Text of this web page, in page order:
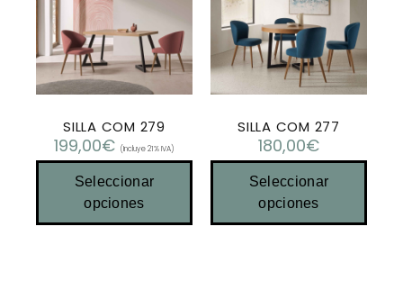
SILLA COM 279
199,00€ (Incluye 21% IVA)
Seleccionar
opciones
SILLA COM 277
180,00€
Seleccionar
opciones